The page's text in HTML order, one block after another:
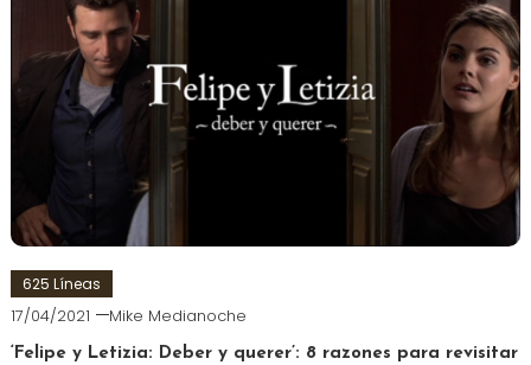
625 Líneas
17/04/2021 Mike Medianoche
‘Felipe y Letizia: Deber y querer’: 8 razones para revisitar